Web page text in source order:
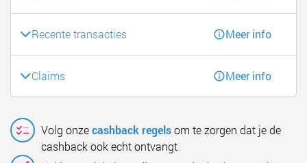
Recente transacties Meer info
Claims Meer info
Volg onzecashback regelsom te zorgen dat je de
cashback ook echt ontvangt